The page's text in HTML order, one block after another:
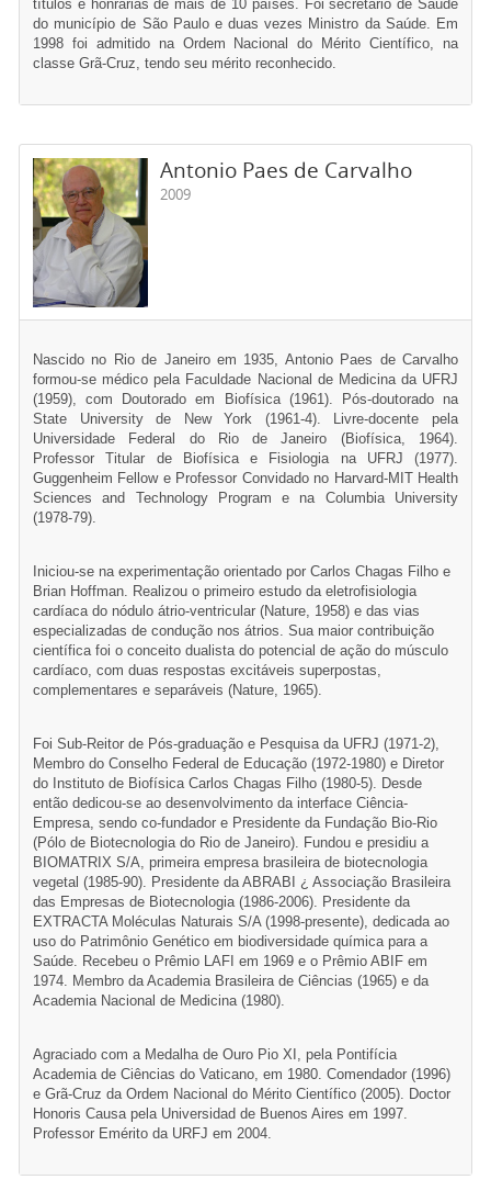
títulos e honrarias de mais de 10 países. Foi secretário de Saúde
do município de São Paulo e duas vezes Ministro da Saúde. Em
1998 foi admitido na Ordem Nacional do Mérito Científico, na
classe Grã-Cruz, tendo seu mérito reconhecido.
Antonio Paes de Carvalho
2009
Nascido no Rio de Janeiro em 1935, Antonio Paes de Carvalho
formou-se médico pela Faculdade Nacional de Medicina da UFRJ
(1959), com Doutorado em Biofísica (1961). Pós-doutorado na
State University de New York (1961-4). Livre-docente pela
Universidade Federal do Rio de Janeiro (Biofísica, 1964).
Professor Titular de Biofísica e Fisiologia na UFRJ (1977).
Guggenheim Fellow e Professor Convidado no Harvard-MIT Health
Sciences and Technology Program e na Columbia University
(1978-79).
Iniciou-se na experimentação orientado por Carlos Chagas Filho e
Brian Hoffman. Realizou o primeiro estudo da eletrofisiologia
cardíaca do nódulo átrio-ventricular (Nature, 1958) e das vias
especializadas de condução nos átrios. Sua maior contribuição
científica foi o conceito dualista do potencial de ação do músculo
cardíaco, com duas respostas excitáveis superpostas,
complementares e separáveis (Nature, 1965).
Foi Sub-Reitor de Pós-graduação e Pesquisa da UFRJ (1971-2),
Membro do Conselho Federal de Educação (1972-1980) e Diretor
do Instituto de Biofísica Carlos Chagas Filho (1980-5). Desde
então dedicou-se ao desenvolvimento da interface Ciência-
Empresa, sendo co-fundador e Presidente da Fundação Bio-Rio
(Pólo de Biotecnologia do Rio de Janeiro). Fundou e presidiu a
BIOMATRIX S/A, primeira empresa brasileira de biotecnologia
vegetal (1985-90). Presidente da ABRABI ¿ Associação Brasileira
das Empresas de Biotecnologia (1986-2006). Presidente da
EXTRACTA Moléculas Naturais S/A (1998-presente), dedicada ao
uso do Patrimônio Genético em biodiversidade química para a
Saúde. Recebeu o Prêmio LAFI em 1969 e o Prêmio ABIF em
1974. Membro da Academia Brasileira de Ciências (1965) e da
Academia Nacional de Medicina (1980).
Agraciado com a Medalha de Ouro Pio XI, pela Pontifícia
Academia de Ciências do Vaticano, em 1980. Comendador (1996)
e Grã-Cruz da Ordem Nacional do Mérito Científico (2005). Doctor
Honoris Causa pela Universidad de Buenos Aires em 1997.
Professor Emérito da URFJ em 2004.